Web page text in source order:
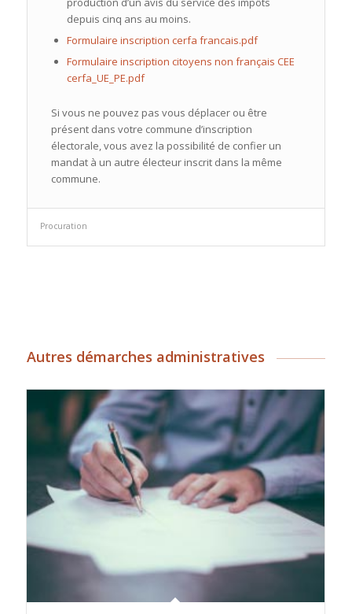
depuis cinq ans au moins.
Formulaire inscription cerfa francais.pdf
Formulaire inscription citoyens non français CEE
cerfa_UE_PE.pdf
Si vous ne pouvez pas vous déplacer ou être
présent dans votre commune d’inscription
électorale, vous avez la possibilité de confier un
mandat à un autre électeur inscrit dans la même
commune.
Procuration
Autres démarches administratives